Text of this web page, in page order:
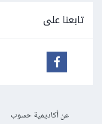
تابعنا على
عن أكاديمية حسوب